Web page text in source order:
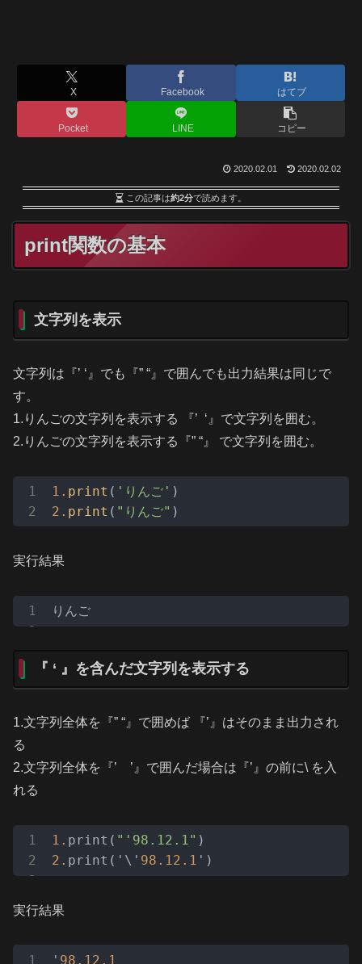
X Facebook はてブ
Pocket LINE コピー
2020.02.01 2020.02.02
この記事は約2分で読めます。
print関数の基本
文字列を表示
文字列は『’ ‘』でも『” “』で囲んでも出力結果は同じで
す。
1.りんごの文字列を表示する 『’ ‘』で文字列を囲む。
2.りんごの文字列を表示する『” “』 で文字列を囲む。
1. print ( 'りんご'
2. print ( "りんご"
実行結果
りんご
『 ‘ 』を含んだ文字列を表示する
1.文字列全体を『” “』で囲めば 『’』はそのまま出力され
る
2.文字列全体を『’ ’』で囲んだ場合は『’』の前に\ を入
れる
1. print( "'98.12.1"
2. print('\' 98.12 .1 ')
実行結果
' 98.12 .1